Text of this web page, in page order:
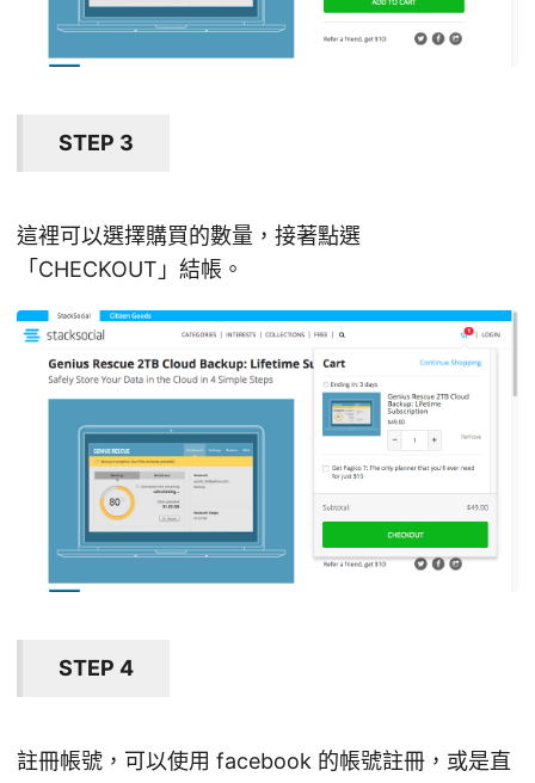
STEP 3
這裡可以選擇購買的數量，接著點選
「CHECKOUT」結帳。
STEP 4
註冊帳號，可以使用 facebook 的帳號註冊，或是直